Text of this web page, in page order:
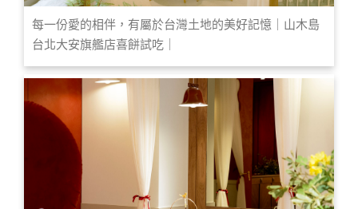
每一份愛的相伴，有屬於台灣土地的美好記憶｜山木島
台北大安旗艦店喜餅試吃｜